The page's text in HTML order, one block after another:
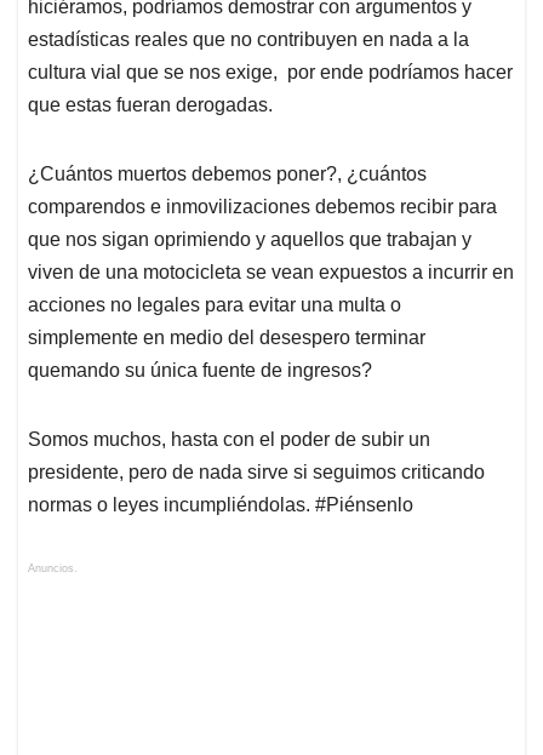
hiciéramos, podríamos demostrar con argumentos y
estadísticas reales que no contribuyen en nada a la
cultura vial que se nos exige, por ende podríamos hacer
que estas fueran derogadas.
¿Cuántos muertos debemos poner?, ¿cuántos
comparendos e inmovilizaciones debemos recibir para
que nos sigan oprimiendo y aquellos que trabajan y
viven de una motocicleta se vean expuestos a incurrir en
acciones no legales para evitar una multa o
simplemente en medio del desespero terminar
quemando su única fuente de ingresos?
Somos muchos, hasta con el poder de subir un
presidente, pero de nada sirve si seguimos criticando
normas o leyes incumpliéndolas. #Piénsenlo
Anuncios.